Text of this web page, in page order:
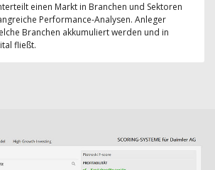
einen Markt in Branchen und Sektoren
Performance-Analysen. Anleger
Branchen akkumuliert werden und in
fließt.